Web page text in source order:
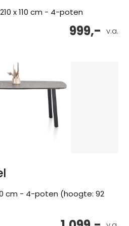
x 110 cm - 4-poten
v.a.
999,-
cm - 4-poten (hoogte: 92